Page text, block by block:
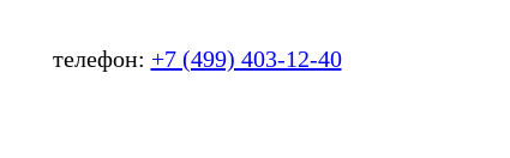
телефон: +7 (499) 403-12-40